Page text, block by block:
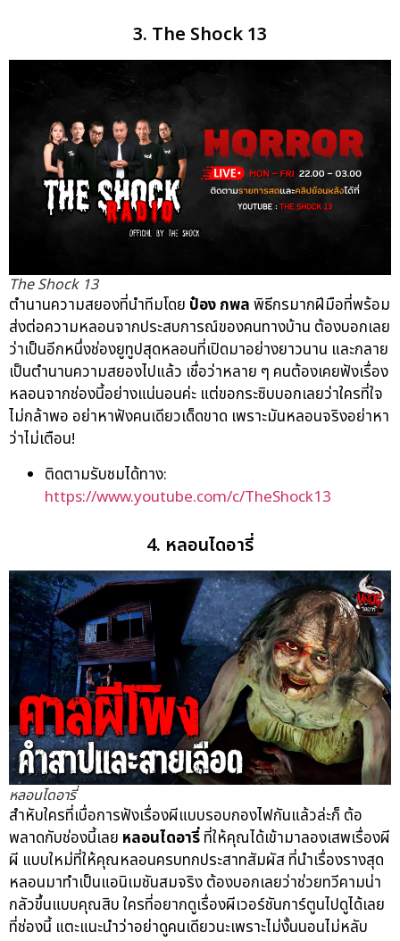
3. The Shock 13
The Shock 13
ตำนานความสยองที่นำทีมโดย ป๋อง กพลพิธีกรมากฝีมือที่พร้อม
ส่งต่อความหลอนจากประสบการณ์ของคนทางบ้าน ต้องบอกเลย
ว่าเป็นอีกหนึ่งช่องยูทูปสุดหลอนที่เปิดมาอย่างยาวนาน และกลาย
เป็นตำนานความสยองไปแล้ว เชื่อว่าหลาย ๆ คนต้องเคยฟังเรื่อง
หลอนจากช่องนี้อย่างแน่นอนค่ะ แต่ขอกระซิบบอกเลยว่าใครที่ใจ
ไม่กล้าพอ อย่าหาฟังคนเดียวเด็ดขาด เพราะมันหลอนจริงอย่าหา
ว่าไม่เตือน!
ติดตามรับชมได้ทาง:
https://www.youtube.com/c/TheShock13
4. หลอนไดอารี่
หลอนไดอารี่
สำหับใครที่เบื่อการฟังเรื่องผีแบบรอบกองไฟกันแล้วล่ะก็ ต้อ
พลาดกับช่องนี้เลย หลอนไดอารี่ที่ให้คุณได้เข้ามาลองเสพเรื่องผี
ผี แบบใหม่ที่ให้คุณหลอนครบทกประสาทสัมผัส ที่นำเรื่องรางสุด
หลอนมาทำเป็นแอนิเมชันสมจริง ต้องบอกเลยว่าช่วยทวีคามน่า
กลัวขึ้นแบบคุณสิบ ใครที่อยากดูเรื่องผีเวอร์ชันการ์ตูนไปดูได้เลย
ที่ช่องนี้ แตะแนะนำว่าอย่าดูคนเดียวนะเพราะไม่งั้นนอนไม่หลับ